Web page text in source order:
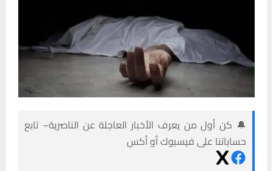
🔔 كن أول من يعرف الأخبار العاجلة عن الناصرية– تابع
حساباتنا على فيسبوك أو أكس